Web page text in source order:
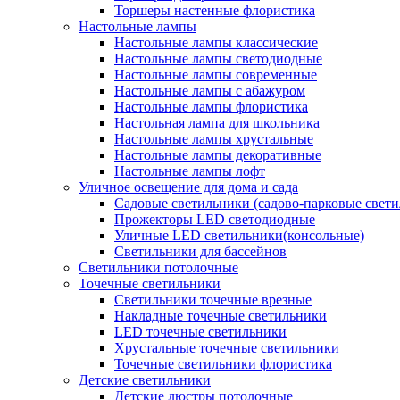
Торшеры настенные флористика
Настольные лампы
Настольные лампы классические
Настольные лампы светодиодные
Настольные лампы современные
Настольные лампы с абажуром
Настольные лампы флористика
Настольная лампа для школьника
Настольные лампы хрустальные
Настольные лампы декоративные
Настольные лампы лофт
Уличное освещение для дома и сада
Садовые светильники (садово-парковые
Прожекторы LED светодиодные
Уличные LED светильники(консольные)
Светильники для бассейнов
Светильники потолочные
Точечные светильники
Светильники точечные врезные
Накладные точечные светильники
LED точечные светильники
Хрустальные точечные светильники
Точечные светильники флористика
Детские светильники
Детские люстры потолочные